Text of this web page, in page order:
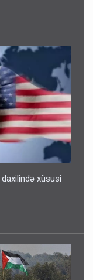
daxilində xüsusi